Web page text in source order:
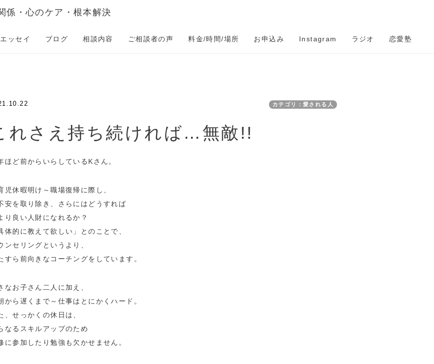
係・心のケア・根本解決
エッセイ ブログ 相談内容 ご相談者の声 料金/時間/場所 お申込み Instagram ラジオ 恋愛塾
カテゴリ：愛される人
れさえ持ち続ければ…無敵!!
ほど前からいらしているKさん。
児休暇明け～職場復帰に際し、
安を取り除き、さらにはどうすれば
り良い人財になれるか？
的に教えて欲しい」とのことで、
ンセリングというより、
すら前向きなコーチングをしています。
なお子さん二人に加え、
から遅くまで～仕事はとにかくハード。
、せっかくの休日は、
なるスキルアップのため
に参加したり勉強も欠かせません。